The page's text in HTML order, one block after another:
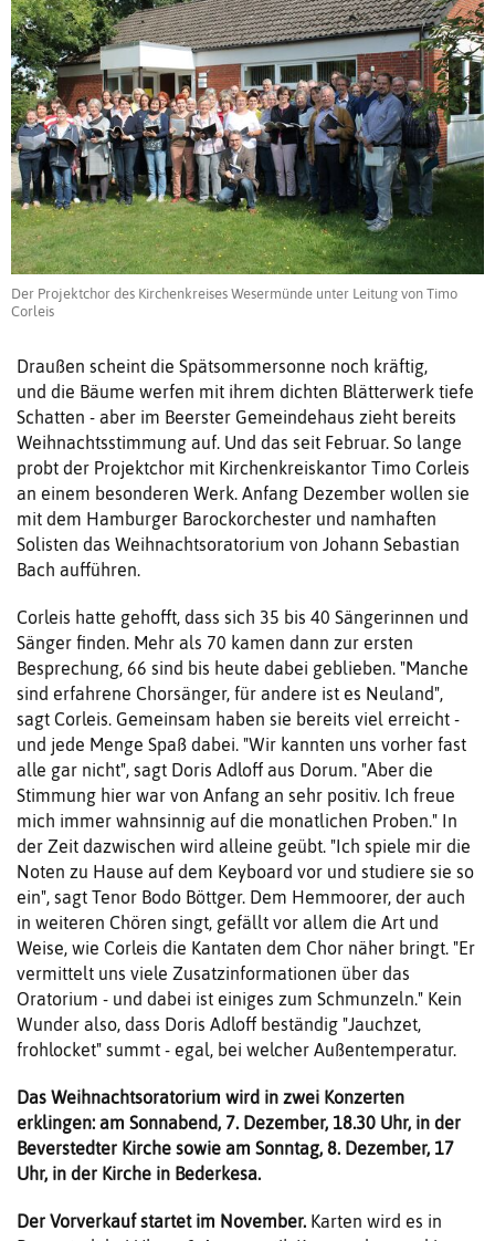
Der Projektchor des Kirchenkreises Wesermünde unter Leitung von Timo
Corleis
Draußen scheint die Spätsommersonne noch kräftig,
und die Bäume werfen mit ihrem dichten Blätterwerk tiefe
Schatten - aber im Beerster Gemeindehaus zieht bereits
Weihnachtsstimmung auf. Und das seit Februar. So lange
probt der Projektchor mit Kirchenkreiskantor Timo Corleis
an einem besonderen Werk. Anfang Dezember wollen sie
mit dem Hamburger Barockorchester und namhaften
Solisten das Weihnachtsoratorium von Johann Sebastian
Bach aufführen.
Corleis hatte gehofft, dass sich 35 bis 40 Sängerinnen und
Sänger finden. Mehr als 70 kamen dann zur ersten
Besprechung, 66 sind bis heute dabei geblieben. "Manche
sind erfahrene Chorsänger, für andere ist es Neuland",
sagt Corleis. Gemeinsam haben sie bereits viel erreicht -
und jede Menge Spaß dabei. "Wir kannten uns vorher fast
alle gar nicht", sagt Doris Adloff aus Dorum. "Aber die
Stimmung hier war von Anfang an sehr positiv. Ich freue
mich immer wahnsinnig auf die monatlichen Proben." In
der Zeit dazwischen wird alleine geübt. "Ich spiele mir die
Noten zu Hause auf dem Keyboard vor und studiere sie so
ein", sagt Tenor Bodo Böttger. Dem Hemmoorer, der auch
in weiteren Chören singt, gefällt vor allem die Art und
Weise, wie Corleis die Kantaten dem Chor näher bringt. "Er
vermittelt uns viele Zusatzinformationen über das
Oratorium - und dabei ist einiges zum Schmunzeln." Kein
Wunder also, dass Doris Adloff beständig "Jauchzet,
frohlocket" summt - egal, bei welcher Außentemperatur.
Das Weihnachtsoratorium wird in zwei Konzerten
erklingen: am Sonnabend, 7. Dezember, 18.30 Uhr, in der
Beverstedter Kirche sowie am Sonntag, 8. Dezember, 17
Uhr, in der Kirche in Bederkesa.
Der Vorverkauf startet im November. Karten wird es in